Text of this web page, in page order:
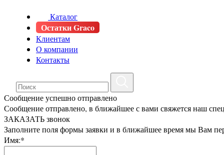
Каталог
Остатки Graco
Клиентам
О компании
Контакты
Сообщение успешно отправлено
Сообщение отправлено, в ближайшее с вами свяжется наш
ЗАКАЗАТЬ звонок
Заполните поля формы заявки и в ближайшее время мы Вам
Имя:*